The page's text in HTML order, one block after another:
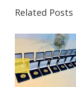
Related Posts